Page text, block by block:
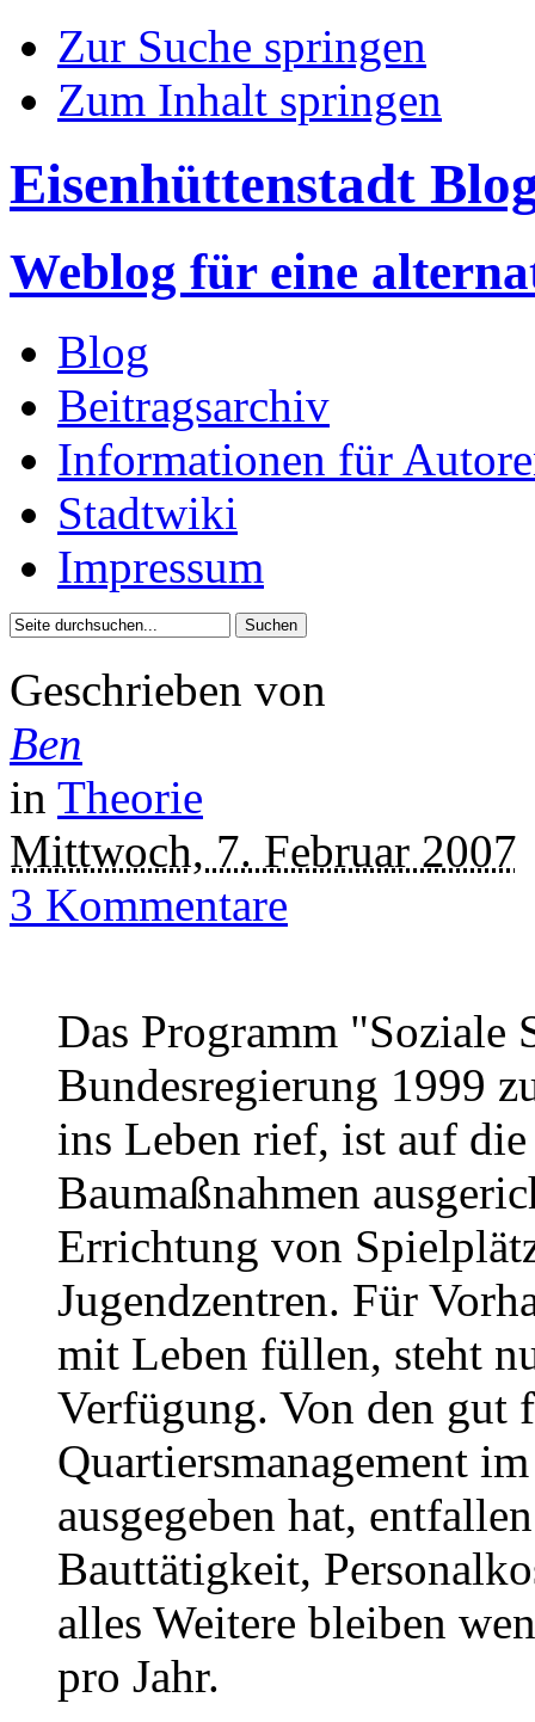
Zur Suche springen
Zum Inhalt springen
Eisenhüttenstadt
Weblog für eine
Blog
Beitragsarchiv
Informationen für
Stadtwiki
Impressum
Geschrieben von
Ben
in Theorie
Mittwoch, 7. Februar 2007
3 Kommentare
Das Programm "Soziale
Bundesregierung 1999
ins Leben rief, ist auf
Baumaßnahmen
Errichtung von
Jugendzentren. Für
mit Leben füllen, steht
Verfügung. Von den
Quartiersmanagement
ausgegeben hat,
Bauttätigkeit,
alles Weitere bleiben
pro Jahr.